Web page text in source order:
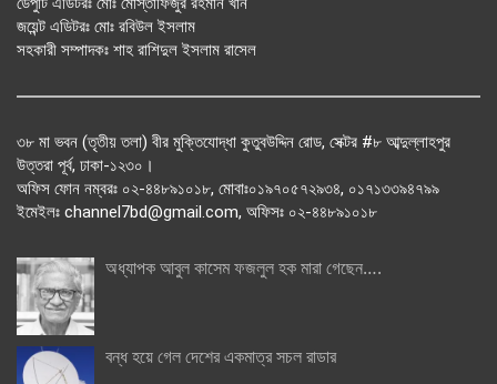
জয়েন্ট এডিটরঃ মোঃ রবিউল ইসলাম
সহকারী সম্পাদকঃ শাহ রাশিদুল ইসলাম রাসেল
৩৮ মা ভবন (তৃতীয় তলা) বীর মুক্তিযোদ্ধা কুতুবউদ্দিন রোড, সেক্টর #৮ আব্দুল্লাহপুর
উত্তরা পূর্ব, ঢাকা-১২৩০।
অফিস ফোন নম্বরঃ ০২-৪৪৮৯১০১৮, মোবাঃ০১৯৭০৫৭২৯৩৪, ০১৭১৩৩৯৪৭৯৯
ইমেইলঃ channel7bd@gmail.com, অফিসঃ ০২-৪৪৮৯১০১৮
অধ্যাপক আবুল কাসেম ফজলুল হক মারা গেছেন….
বন্ধ হয়ে গেল দেশের একমাত্র সচল রাডার